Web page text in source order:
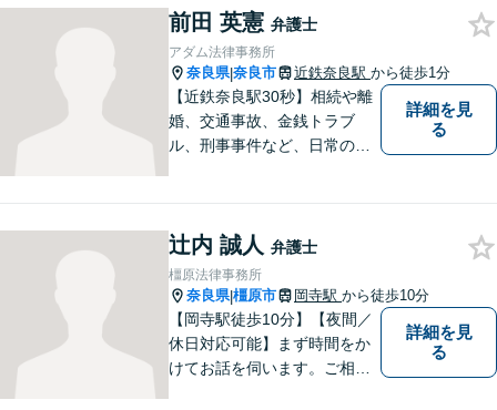
報をご提供します！少しでも
疑問をお持ちの方は、まずご
相談を！
前田 英憲 弁護士
アダム法律事務所
奈良県|奈良市 近鉄奈良駅 から徒歩1分
【近鉄奈良駅30秒】相続や離
婚、交通事故、金銭トラブ
ル、刑事事件など、日常の中
はお気軽にご相談ください。
【初回相談料60分5,500円】
【分かりやすい説明】
詳細を見
る
辻内 誠人 弁護士
橿原法律事務所
奈良県|橿原市 岡寺駅 から徒歩10分
【岡寺駅徒歩10分】【夜間／
休日対応可能】まず時間をか
けてお話を伺います。ご相談
詳細を見
る